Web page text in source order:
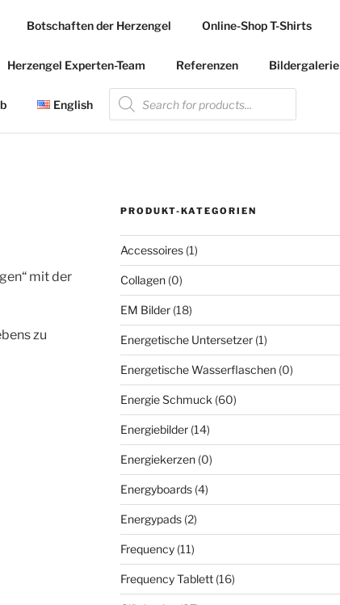
Botschaften der Herzengel Online-Shop T-Shirts
Herzengel Experten-Team Referenzen Bildergalerie
English
Products
search
mit der
zu
PRODUKT-KATEGORIEN
Accessoires (1)
Collagen (0)
EM Bilder (18)
Energetische Untersetzer (1)
Energetische Wasserflaschen (0)
Energie Schmuck (60)
Energiebilder (14)
Energiekerzen (0)
Energyboards (4)
Energypads (2)
Frequency (11)
Frequency Tablett (16)